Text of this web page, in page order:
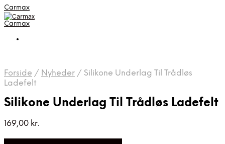
Carmax
Carmax
Forside / Nyheder / Silikone Underlag Til Trådløs
Ladefelt
Silikone Underlag Til Trådløs Ladefelt
169,00 kr.